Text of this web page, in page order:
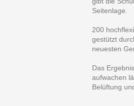
Seitenlage.
200
gestützt
neuesten
Das
aufwachen
Belüftung